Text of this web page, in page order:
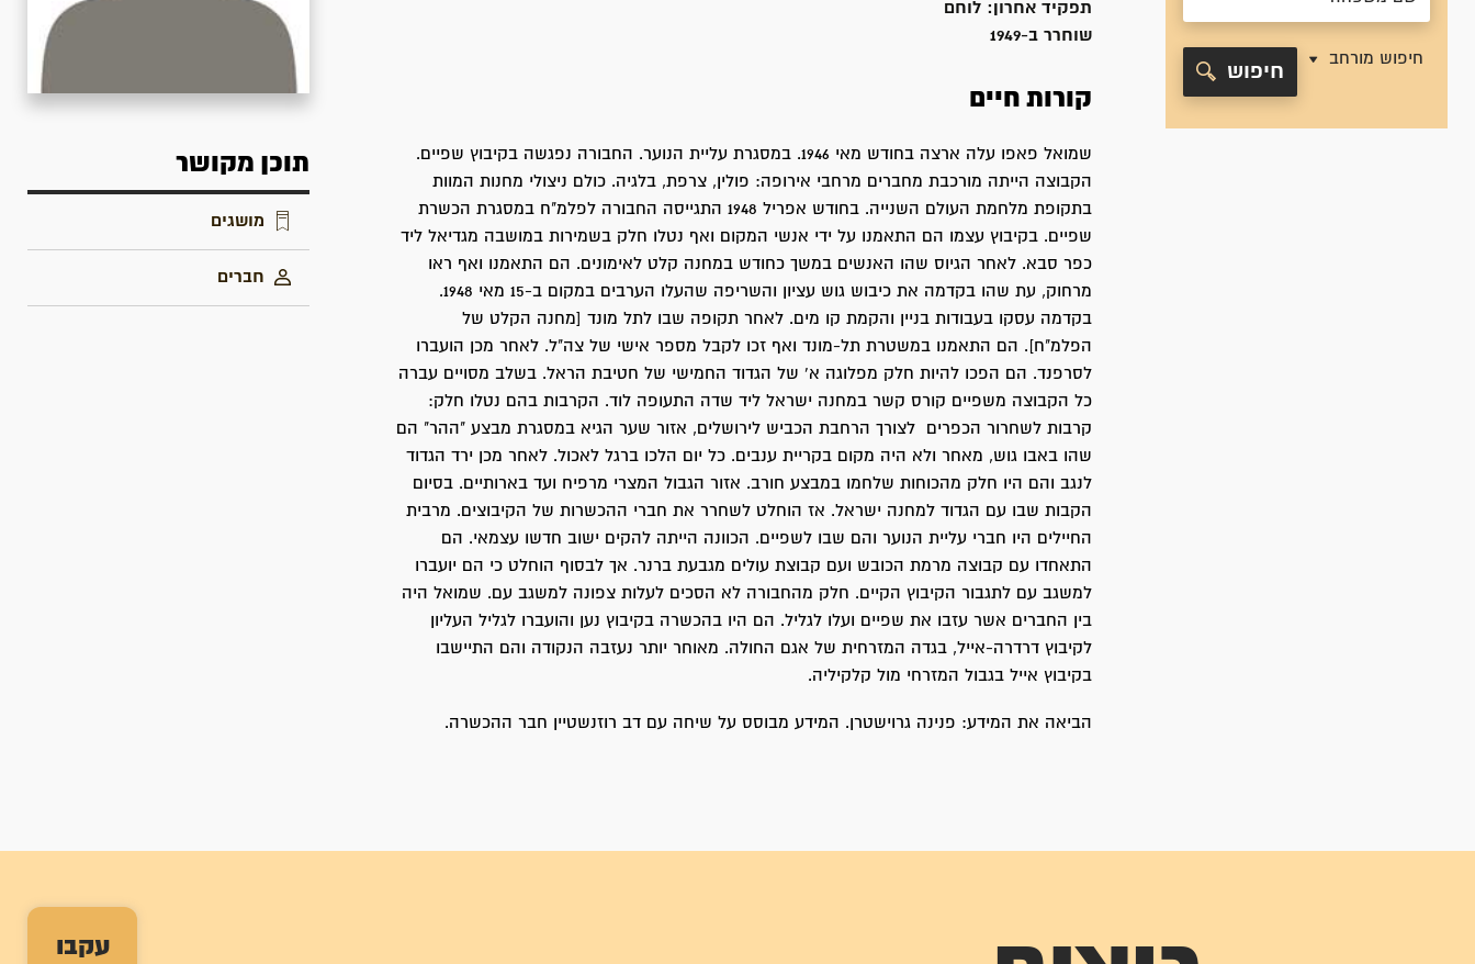
עקבו
חיפוש מורחב
חיפוש
תפקיד אחרון: לוחם
שוחרר ב-1949
קורות חיים
שמואל פאפו עלה ארצה בחודש מאי 1946. במסגרת עליית הנוער. החבורה נפגשה בקיבוץ שפיים.
הקבוצה הייתה מורכבת מחברים מרחבי אירופה: פולין, צרפת, בלגיה. כולם ניצולי מחנות המוות
בתקופת מלחמת העולם השנייה. בחודש אפריל 1948 התגייסה החבורה לפלמ"ח במסגרת הכשרת
שפיים. בקיבוץ עצמו הם התאמנו על ידי אנשי המקום ואף נטלו חלק בשמירות במושבה מגדיאל ליד
כפר סבא. לאחר הגיוס שהו האנשים במשך כחודש במחנה קלט לאימונים. הם התאמנו ואף ראו
מרחוק, עת שהו בקדמה את כיבוש גוש עציון והשריפה שהעלו הערבים במקום ב-15 מאי 1948.
בקדמה עסקו בעבודות בניין והקמת קו מים. לאחר תקופה שבו לתל מונד [מחנה הקלט של
הפלמ"ח]. הם התאמנו במשטרת תל-מונד ואף זכו לקבל מספר אישי של צה"ל. לאחר מכן הועברו
לסרפנד. הם הפכו להיות חלק מפלוגה א' של הגדוד החמישי של חטיבת הראל. בשלב מסויים עברה
כל הקבוצה משפיים קורס קשר במחנה ישראל ליד שדה התעופה לוד. הקרבות בהם נטלו חלק:
קרבות לשחרור הכפרים לצורך הרחבת הכביש לירושלים, אזור שער הגיא במסגרת מבצע "ההר" הם
שהו באבו גוש, מאחר ולא היה מקום בקריית ענבים. כל יום הלכו ברגל לאכול. לאחר מכן ירד הגדוד
לנגב והם היו חלק מהכוחות שלחמו במבצע חורב. אזור הגבול המצרי מרפיח ועד בארותיים. בסיום
הקבות שבו עם הגדוד למחנה ישראל. אז הוחלט לשחרר את חברי ההכשרות של הקיבוצים. מרבית
החיילים היו חברי עליית הנוער והם שבו לשפיים. הכוונה הייתה להקים ישוב חדשו עצמאי. הם
התאחדו עם קבוצה מרמת הכובש ועם קבוצת עולים מגבעת ברנר. אך לבסוף הוחלט כי הם יועברו
למשגב עם לתגבור הקיבוץ הקיים. חלק מהחבורה לא הסכים לעלות צפונה למשגב עם. שמואל היה
בין החברים אשר עזבו את שפיים ועלו לגליל. הם היו בהכשרה בקיבוץ נען והועברו לגליל העליון
לקיבוץ דרדרה-אייל, בגדה המזרחית של אגם החולה. מאוחר יותר נעזבה הנקודה והם התיישבו
בקיבוץ אייל בגבול המזרחי מול קלקיליה.
הביאה את המידע: פנינה גרוישטרן. המידע מבוסס על שיחה עם דב רוזנשטיין חבר ההכשרה.
תוכן מקושר
מושגים
חברים